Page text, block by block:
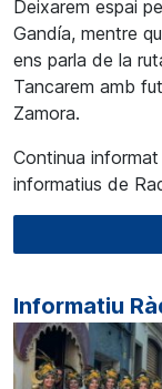
Deixarem espai
Gandía, mentre
ens parla de la
Tancarem amb
Zamora.
Continua
informatius de
Informatiu